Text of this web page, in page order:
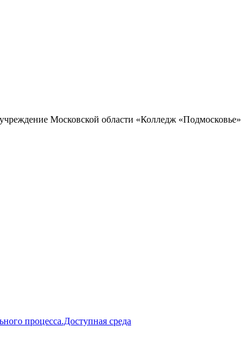
Московской области «Колледж «Подмосковье»
процесса.Доступная среда